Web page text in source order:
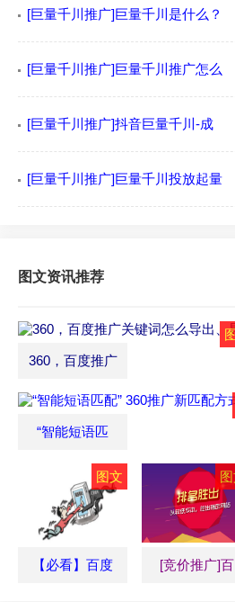
[巨量千川推广]巨量千川是什么？
[巨量千川推广]巨量千川推广怎么
[巨量千川推广]抖音巨量千川-成
[巨量千川推广]巨量千川投放起量
图文资讯推荐
360，百度推广
“智能短语匹
【必看】百度 [竞价推广]百